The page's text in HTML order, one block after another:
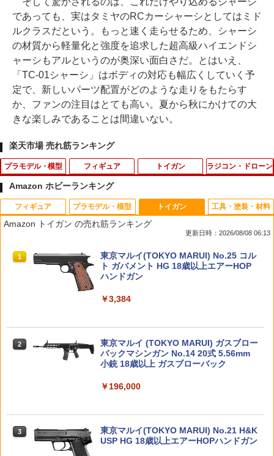
であっても、実はタミヤのRCカーシャーシとしてはミド
ルクラスだという。もっと速く走らせるため、シャーシ
の材質から軽量化と強度を追求した超高級ハイエンドシ
ャーシもアルというのが奥深い面白さだ。とはいえ、
「TC-01シャーシ」はボディの対応も幅広くしていく予
定で、新しいパーツ配置がどのような走りをもたらす
か、ファンの注目はとても高い。夏から秋にかけての大
きな楽しみであることは間違いない。
楽天市場 売れ筋ランキング
プラモデル・模型
1
クリックロック 1/35 恐竜シリーズ フク
イラプトル プラモデル[タミヤ]《発売
￥610
タミヤ(TAMIYA) 楽しい工作シリーズ N
￥655
D-スタイル 機動警察パトレイバー TYPE
￥2,640
フィギュア
1
ぷにぷにシマエナガちゃん{ おもちゃ 玩
具 キャラクター }{ ギフト 誕生日 }{ 子ど
も会 施設 }[ 子供会 保育園 幼稚園 景品
柄指定不可】【不良対応不可】
￥950
リート 5種セット カプセルトイ】
￥1,700
ダイナムコ フィギュア
トイガン
1
KM企画 汎用14mm正ネジ ⇔14mm逆ネ
ジ サイレンサーアダプター◆CW CCW
延長 カスタム パーツ ジョイント サイレ
結 汎用
￥1,460
ルブ]ブラック3本セット
￥1,540
マガジン
ラジコン・ドローン
Amazon ホビーランキング
フィギュア
1
タカラトミー(TAKARA TOMY) T-SPAR
K トランスフォーマー ニューレジェンズ
NL-07 サウンドウェーブ 可動フィギュア
￥4,440
2
TAMASHII NATIONS S.H.フィギュアー
ツ ONE PIECE シャンクス -マリンフォ
ード頂上決戦- 約165mm PVC&ABS&布
TAMASHII NATIONS S.H.フィギュアー
プラモデル・模型
1
BANDAI SPIRITS(バンダイ スピリッツ)
30MS SIS-J00 メルンジャ[カラーA] 色
分け済みプラモデル
￥4,200
2
HG 機動戦士ガンダム00 グラハム専用ユ
ニオンフラッグカスタム 1/144スケール
色分け済みプラモデル
￥1,800
3
BANDAI SPIRITS(バンダイ スピリッツ)
30MS Fate/Grand Order アルトリア・
トイガン
Amazon トイガン の売れ筋ランキング
更新日時：2026/08/08 06:13
1
東京マルイ(TOKYO MARUI) No.25 コル
ト ガバメント HG 18歳以上エアーHOP
ハンドガン
￥3,384
2
東京マルイ (TOKYO MARUI) ガスブロー
バックマシンガン No.14 20式 5.56mm
小銃 18歳以上 ガスブローバック
￥196,000
3
東京マルイ(TOKYO MARUI) No.21 H&K
USP HG 18歳以上エアーHOPハンドガン
工具・塗装・材料